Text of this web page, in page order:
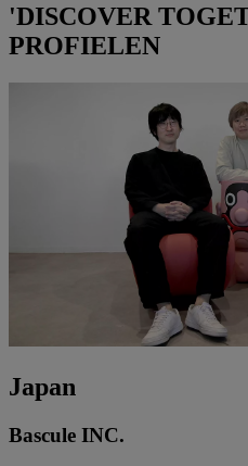
'DISCOVER
PROFIELEN
Japan
Bascule INC.